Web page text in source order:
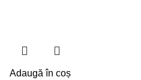
Adaugă în coș